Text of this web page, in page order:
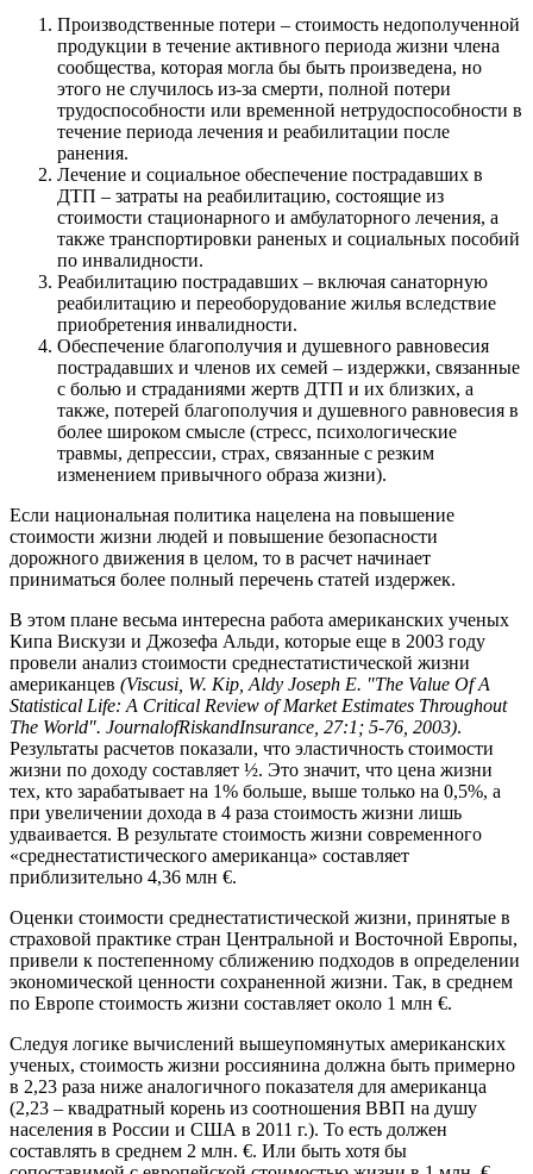
Производственные потери – стоимость недополученной
продукции в течение активного периода жизни члена
сообщества, которая могла бы быть произведена, но
этого не случилось из-за смерти, полной потери
трудоспособности или временной нетрудоспособности в
течение периода лечения и реабилитации после
ранения.
Лечение и социальное обеспечение пострадавших в
ДТП – затраты на реабилитацию, состоящие из
стоимости стационарного и амбулаторного лечения, а
также транспортировки раненых и социальных пособий
по инвалидности.
Реабилитацию пострадавших – включая санаторную
реабилитацию и переоборудование жилья вследствие
приобретения инвалидности.
Обеспечение благополучия и душевного равновесия
пострадавших и членов их семей – издержки, связанные
с болью и страданиями жертв ДТП и их близких, а
также, потерей благополучия и душевного равновесия в
более широком смысле (стресс, психологические
травмы, депрессии, страх, связанные с резким
изменением привычного образа жизни).
Если национальная политика нацелена на повышение
стоимости жизни людей и повышение безопасности
дорожного движения в целом, то в расчет начинает
приниматься более полный перечень статей издержек.
В этом плане весьма интересна работа американских ученых
Кипа Вискузи и Джозефа Альди, которые еще в 2003 году
провели анализ стоимости среднестатистической жизни
американцев (Viscusi W. Kip Aldy Joseph E. "The Value Of A
Statistical Life: A Critical Review оf Market Estimates Throughout
The World". JournalofRiskandInsurance , 27:1; 5-76, 2003).
Результаты расчетов показали, что эластичность стоимости
жизни по доходу составляет ½. Это значит, что цена жизни
тех, кто зарабатывает на 1% больше, выше только на 0,5%, а
при увеличении дохода в 4 раза стоимость жизни лишь
удваивается. В результате стоимость жизни современного
«среднестатистического американца» составляет
приблизительно 4,36 млн €.
Оценки стоимости среднестатистической жизни, принятые в
страховой практике стран Центральной и Восточной Европы,
привели к постепенному сближению подходов в определении
экономической ценности сохраненной жизни. Так, в среднем
по Европе стоимость жизни составляет около 1 млн €.
Следуя логике вычислений вышеупомянутых американских
ученых, стоимость жизни россиянина должна быть примерно
в 2,23 раза ниже аналогичного показателя для американца
(2,23 – квадратный корень из соотношения ВВП на душу
населения в России и США в 2011 г.). То есть должен
составлять в среднем 2 млн. €. Или быть хотя бы